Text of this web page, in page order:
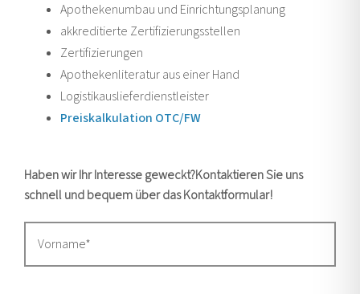
Apothekenumbau und Einrichtungsplanung
akkreditierte Zertifizierungsstellen
Zertifizierungen
Apothekenliteratur aus einer Hand
Logistikauslieferdienstleister
Preiskalkulation OTC/FW
Haben wir Ihr Interesse geweckt?Kontaktieren Sie uns
schnell und bequem über das Kontaktformular!